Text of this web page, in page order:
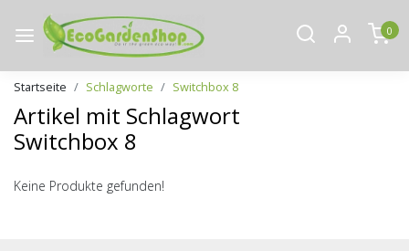
0
Startseite Schlagworte Switchbox 8
Artikel mit Schlagwort
Switchbox 8
Keine Produkte gefunden!